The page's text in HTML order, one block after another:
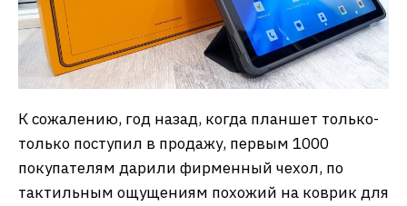
К сожалению, год назад, когда планшет только-
только поступил в продажу, первым 1000
покупателям дарили фирменный чехол, по
тактильным ощущениям похожий на коврик для